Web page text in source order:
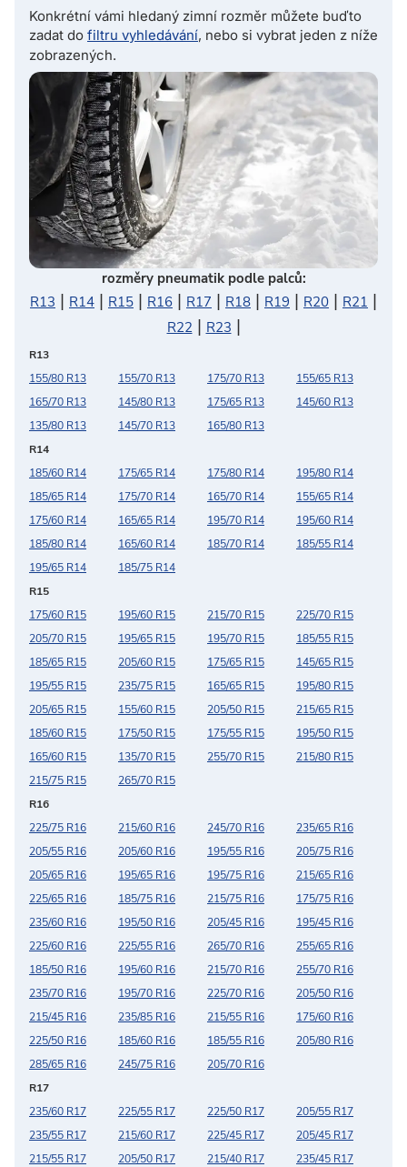
Konkrétní vámi hledaný zimní rozměr můžete buďto
zadat do filtru vyhledávání, nebo si vybrat jeden z níže
zobrazených.
rozměry pneumatik podle palců:
R13 | R14 | R15 | R16 | R17 | R18 | R19 | R20 | R21 |
R22 | R23 |
R13
155/80 R13
155/70 R13 175/70 R13
155/65 R13
165/70 R13
145/80 R13 175/65 R13
145/60 R13
135/80 R13
145/70 R13
165/80 R13
R14
185/60 R14
175/65 R14 175/80 R14
195/80 R14
185/65 R14
175/70 R14 165/70 R14
155/65 R14
175/60 R14
165/65 R14 195/70 R14
195/60 R14
185/80 R14
165/60 R14 185/70 R14
185/55 R14
195/65 R14
185/75 R14
R15
175/60 R15
195/60 R15 215/70 R15
225/70 R15
205/70 R15
195/65 R15 195/70 R15
185/55 R15
185/65 R15
205/60 R15 175/65 R15
145/65 R15
195/55 R15
235/75 R15 165/65 R15
195/80 R15
205/65 R15
155/60 R15 205/50 R15
215/65 R15
185/60 R15
175/50 R15 175/55 R15
195/50 R15
165/60 R15
135/70 R15 255/70 R15
215/80 R15
215/75 R15
265/70 R15
R16
225/75 R16
215/60 R16 245/70 R16
235/65 R16
205/55 R16
205/60 R16 195/55 R16
205/75 R16
205/65 R16
195/65 R16 195/75 R16
215/65 R16
225/65 R16
185/75 R16 215/75 R16
175/75 R16
235/60 R16
195/50 R16 205/45 R16
195/45 R16
225/60 R16
225/55 R16 265/70 R16
255/65 R16
185/50 R16
195/60 R16 215/70 R16
255/70 R16
235/70 R16
195/70 R16 225/70 R16
205/50 R16
215/45 R16
235/85 R16 215/55 R16
175/60 R16
225/50 R16
185/60 R16 185/55 R16
205/80 R16
285/65 R16
245/75 R16
205/70 R16
R17
235/60 R17
225/55 R17 225/50 R17
205/55 R17
235/55 R17
215/60 R17 225/45 R17
205/45 R17
215/55 R17
205/50 R17 215/40 R17
235/45 R17